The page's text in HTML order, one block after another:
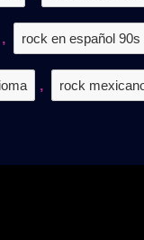
, rock en español 90s
, rock